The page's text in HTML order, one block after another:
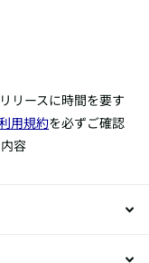
リースに時間を要す
用規約を必ずご確認
容